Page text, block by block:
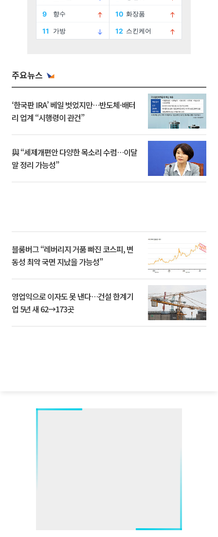
주요뉴스
‘한국판 IRA’ 베일 벗었지만…반도체·배터
리 업계 “시행령이 관건”
與 “세제개편안 다양한 목소리 수렴…이달
말 정리 가능성”
블룸버그 “레버리지 거품 빠진 코스피, 변
동성 최악 국면 지났을 가능성”
영업익으로 이자도 못 낸다…건설 한계기
업 5년 새 62→173곳